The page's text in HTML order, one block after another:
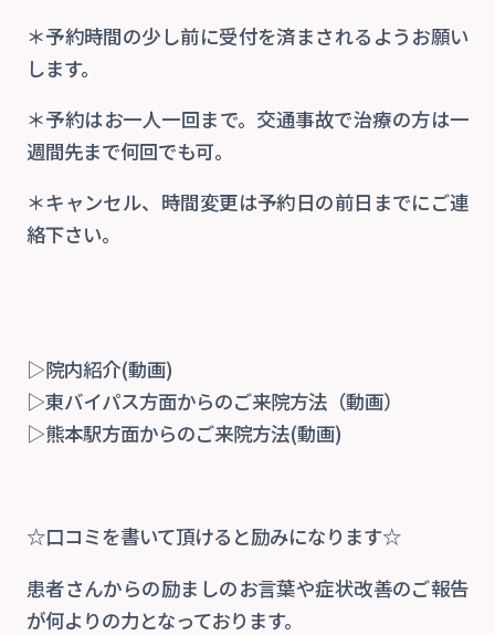
＊予約時間の少し前に受付を済まされるようお願い
します。
＊予約はお一人一回まで。交通事故で治療の方は一
週間先まで何回でも可。
＊キャンセル、時間変更は予約日の前日までにご連
絡下さい。
▷院内紹介(動画)
▷東バイパス方面からのご来院方法（動画）
▷熊本駅方面からのご来院方法(動画)
☆口コミを書いて頂けると励みになります☆
患者さんからの励ましのお言葉や症状改善のご報告
が何よりの力となっております。